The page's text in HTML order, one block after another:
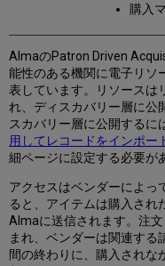
購入
AlmaのPatron Driven
能性のある機関に電子リソ
表しています。リソースは
れ、ディスカバリー層に公
スカバリー層に公開するに
用してレコードをインポー
細ページに設定する必要が
アクセスはベンダーによっ
ると、アイテムは購入され
Almaに送信されます。注
まれ、ベンダーは関連する
間の終わりに、購入されな